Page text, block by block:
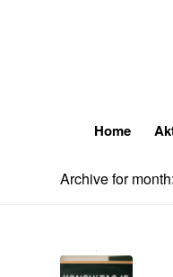
Home
Archive for